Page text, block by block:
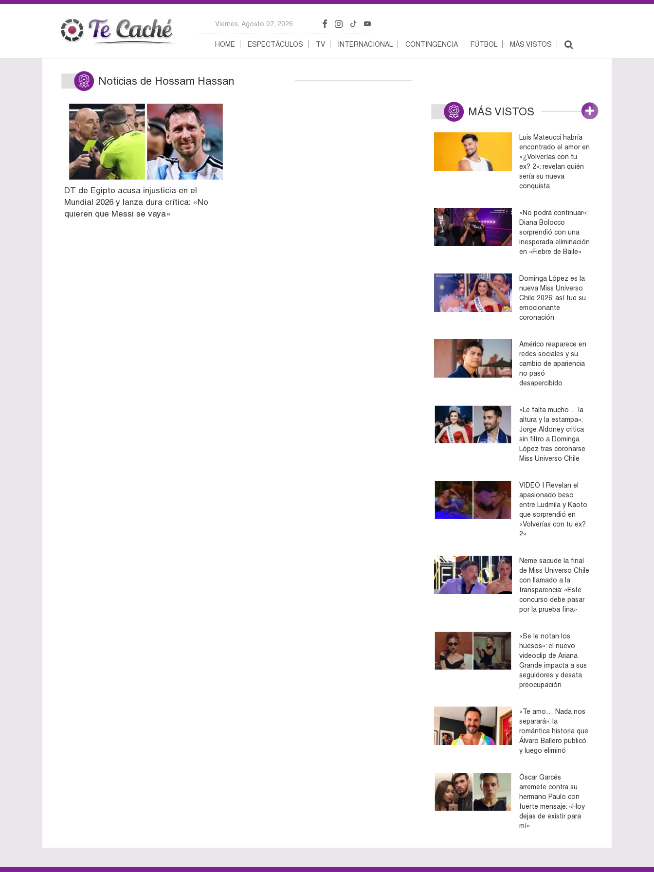
Viernes, Agosto 07, 2026
HOME ESPECTÁCULOS TV INTERNACIONAL CONTINGENCIA FÚTBOL MÁS VISTOS
Noticias de Hossam Hassan
DT de Egipto acusa injusticia en el
Mundial 2026 y lanza dura crítica: «No
quieren que Messi se vaya»
MÁS VISTOS
Luis Mateucci habría
encontrado el amor en
«¿Volverías con tu
ex? 2»: revelan quién
sería su nueva
conquista
«No podrá continuar»:
Diana Bolocco
sorprendió con una
inesperada eliminación
en «Fiebre de Baile»
Dominga López es la
nueva Miss Universo
Chile 2026: así fue su
emocionante
coronación
Américo reaparece en
redes sociales y su
cambio de apariencia
no pasó
desapercibido
«Le falta mucho… la
altura y la estampa»:
Jorge Aldoney critica
sin filtro a Dominga
López tras coronarse
Miss Universo Chile
VIDEO | Revelan el
apasionado beso
entre Ludmila y Kaoto
que sorprendió en
«Volverías con tu ex?
2»
Neme sacude la final
de Miss Universo Chile
con llamado a la
transparencia: «Este
concurso debe pasar
por la prueba fina»
«Se le notan los
huesos»: el nuevo
videoclip de Ariana
Grande impacta a sus
seguidores y desata
preocupación
«Te amo… Nada nos
separará»: la
romántica historia que
Álvaro Ballero publicó
y luego eliminó
Óscar Garcés
arremete contra su
hermano Paulo con
fuerte mensaje: «Hoy
dejas de existir para
mí»